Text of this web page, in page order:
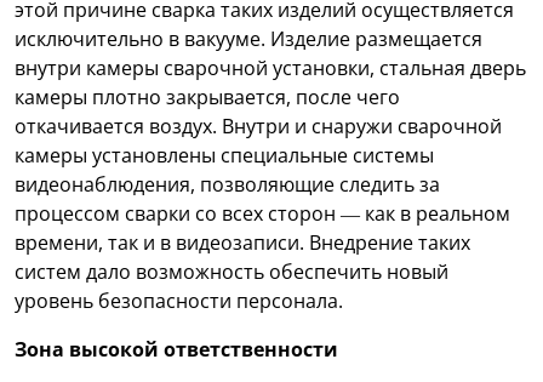
этой причине сварка таких изделий осуществляется
исключительно в вакууме. Изделие размещается
внутри камеры сварочной установки, стальная дверь
камеры плотно закрывается, после чего
откачивается воздух. Внутри и снаружи сварочной
камеры установлены специальные системы
видеонаблюдения, позволяющие следить за
процессом сварки со всех сторон — как в реальном
времени, так и в видеозаписи. Внедрение таких
систем дало возможность обеспечить новый
уровень безопасности персонала.
Зона высокой ответственности